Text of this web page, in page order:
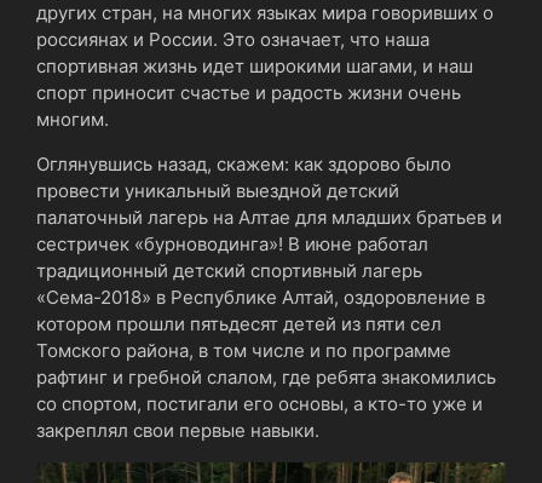
других стран, на многих языках мира говоривших о
россиянах и России. Это означает, что наша
спортивная жизнь идет широкими шагами, и наш
спорт приносит счастье и радость жизни очень
многим.
Оглянувшись назад, скажем: как здорово было
провести уникальный выездной детский
палаточный лагерь на Алтае для младших братьев и
сестричек «бурноводинга»! В июне работал
традиционный детский спортивный лагерь
«Сема-2018» в Республике Алтай, оздоровление в
котором прошли пятьдесят детей из пяти сел
Томского района, в том числе и по программе
рафтинг и гребной слалом, где ребята знакомились
со спортом, постигали его основы, а кто-то уже и
закреплял свои первые навыки.